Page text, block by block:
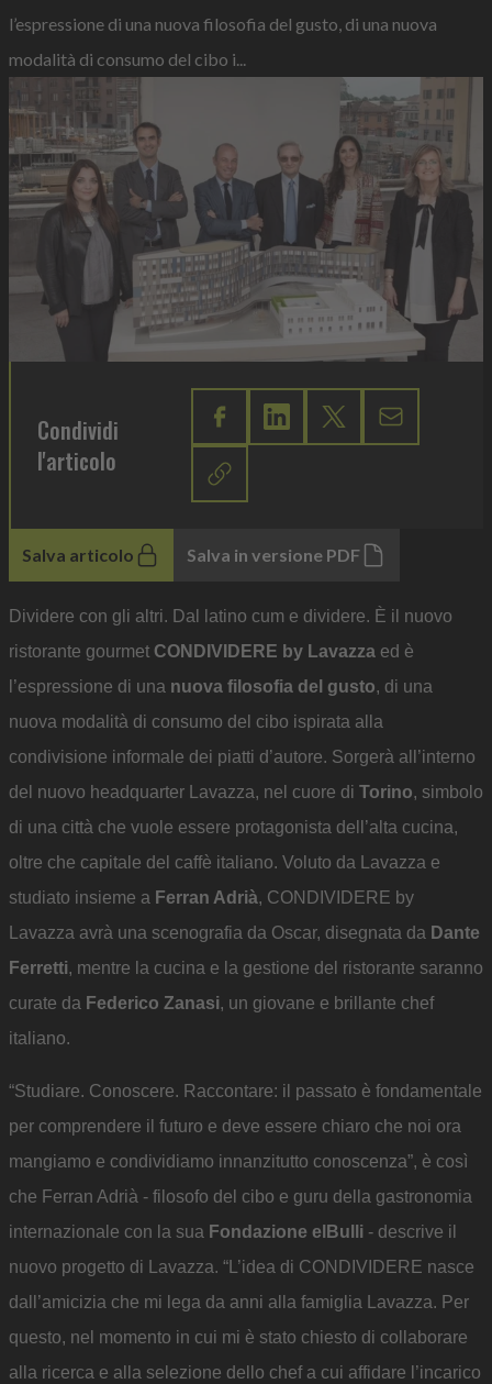
l’espressione di una nuova filosofia del gusto, di una nuova
modalità di consumo del cibo i...
Condividi
l'articolo
Salva articolo Salva in versione PDF
Dividere con gli altri. Dal latino cum e dividere. È il nuovo
ristorante gourmet CONDIVIDERE by Lavazza ed è
l’espressione di una nuova filosofia del gusto, di una
nuova modalità di consumo del cibo ispirata alla
condivisione informale dei piatti d’autore. Sorgerà all’interno
del nuovo headquarter Lavazza, nel cuore di Torino, simbolo
di una città che vuole essere protagonista dell’alta cucina,
oltre che capitale del caffè italiano. Voluto da Lavazza e
studiato insieme a Ferran Adrià, CONDIVIDERE by
Lavazza avrà una scenografia da Oscar, disegnata da Dante
Ferretti, mentre la cucina e la gestione del ristorante saranno
curate da Federico Zanasi, un giovane e brillante chef
italiano.
“Studiare. Conoscere. Raccontare: il passato è fondamentale
per comprendere il futuro e deve essere chiaro che noi ora
mangiamo e condividiamo innanzitutto conoscenza”, è così
che Ferran Adrià - filosofo del cibo e guru della gastronomia
internazionale con la sua Fondazione elBulli - descrive il
nuovo progetto di Lavazza. “L’idea di CONDIVIDERE nasce
dall’amicizia che mi lega da anni alla famiglia Lavazza. Per
questo, nel momento in cui mi è stato chiesto di collaborare
alla ricerca e alla selezione dello chef a cui affidare l’incarico